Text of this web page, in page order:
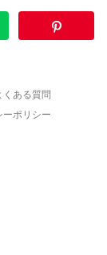
くある質問
ーポリシー